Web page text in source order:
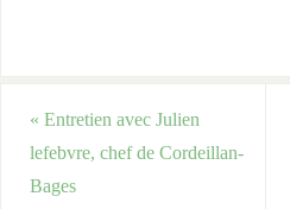
« Entretien avec Julien
lefebvre, chef de Cordeillan-
Bages